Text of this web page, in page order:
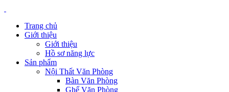
Trang chủ
Giới thiệu
Giới thiệu
Hồ sơ năng lực
Sản phẩm
Nội Thất Văn Phòng
Bàn Văn Phòng
Ghế Văn Phòng